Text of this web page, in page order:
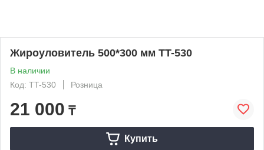
Жироуловитель 500*300 мм TT-530
В наличии
Код: TT-530
Розница
21 000 ₸
Купить